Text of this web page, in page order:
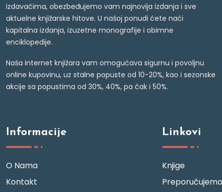
izdavačima, obezbeđujemo vam najnovija izdanja i sve
aktuelne knjižarske hitove. U našoj ponudi ćete naći
kapitalna izdanja, izuzetne monografije i obimne
enciklopedije.
Naša internet knjižara vam omogućava sigurnu i povoljnu
online kupovinu, uz stalne popuste od 10-20%, kao i sezonske
akcije sa popustima od 30%, 40%, pa čak i 50%.
Informacije
O Nama
Kontakt
Linkovi
Knjige
Preporučujemo